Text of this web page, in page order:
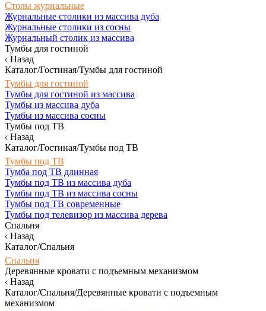
Столы журнальные
Журнальные столики из массива дуба
Журнальные столики из сосны
Журнальный столик из массива
Тумбы для гостиной
Назад
Каталог/Гостиная/Тумбы для гостиной
Тумбы для гостиной
Тумбы для гостиной из массива
Тумбы из массива дуба
Тумбы из массива сосны
Тумбы под ТВ
Назад
Каталог/Гостиная/Тумбы под ТВ
Тумбы под ТВ
Тумба под ТВ длинная
Тумбы под ТВ из массива дуба
Тумбы под ТВ из массива сосны
Тумбы под ТВ современные
Тумбы под телевизор из массива дерева
Спальня
Назад
Каталог/Спальня
Спальня
Деревянные кровати с подъемным механизмом
Назад
Каталог/Спальня/Деревянные кровати с подъемным
механизмом